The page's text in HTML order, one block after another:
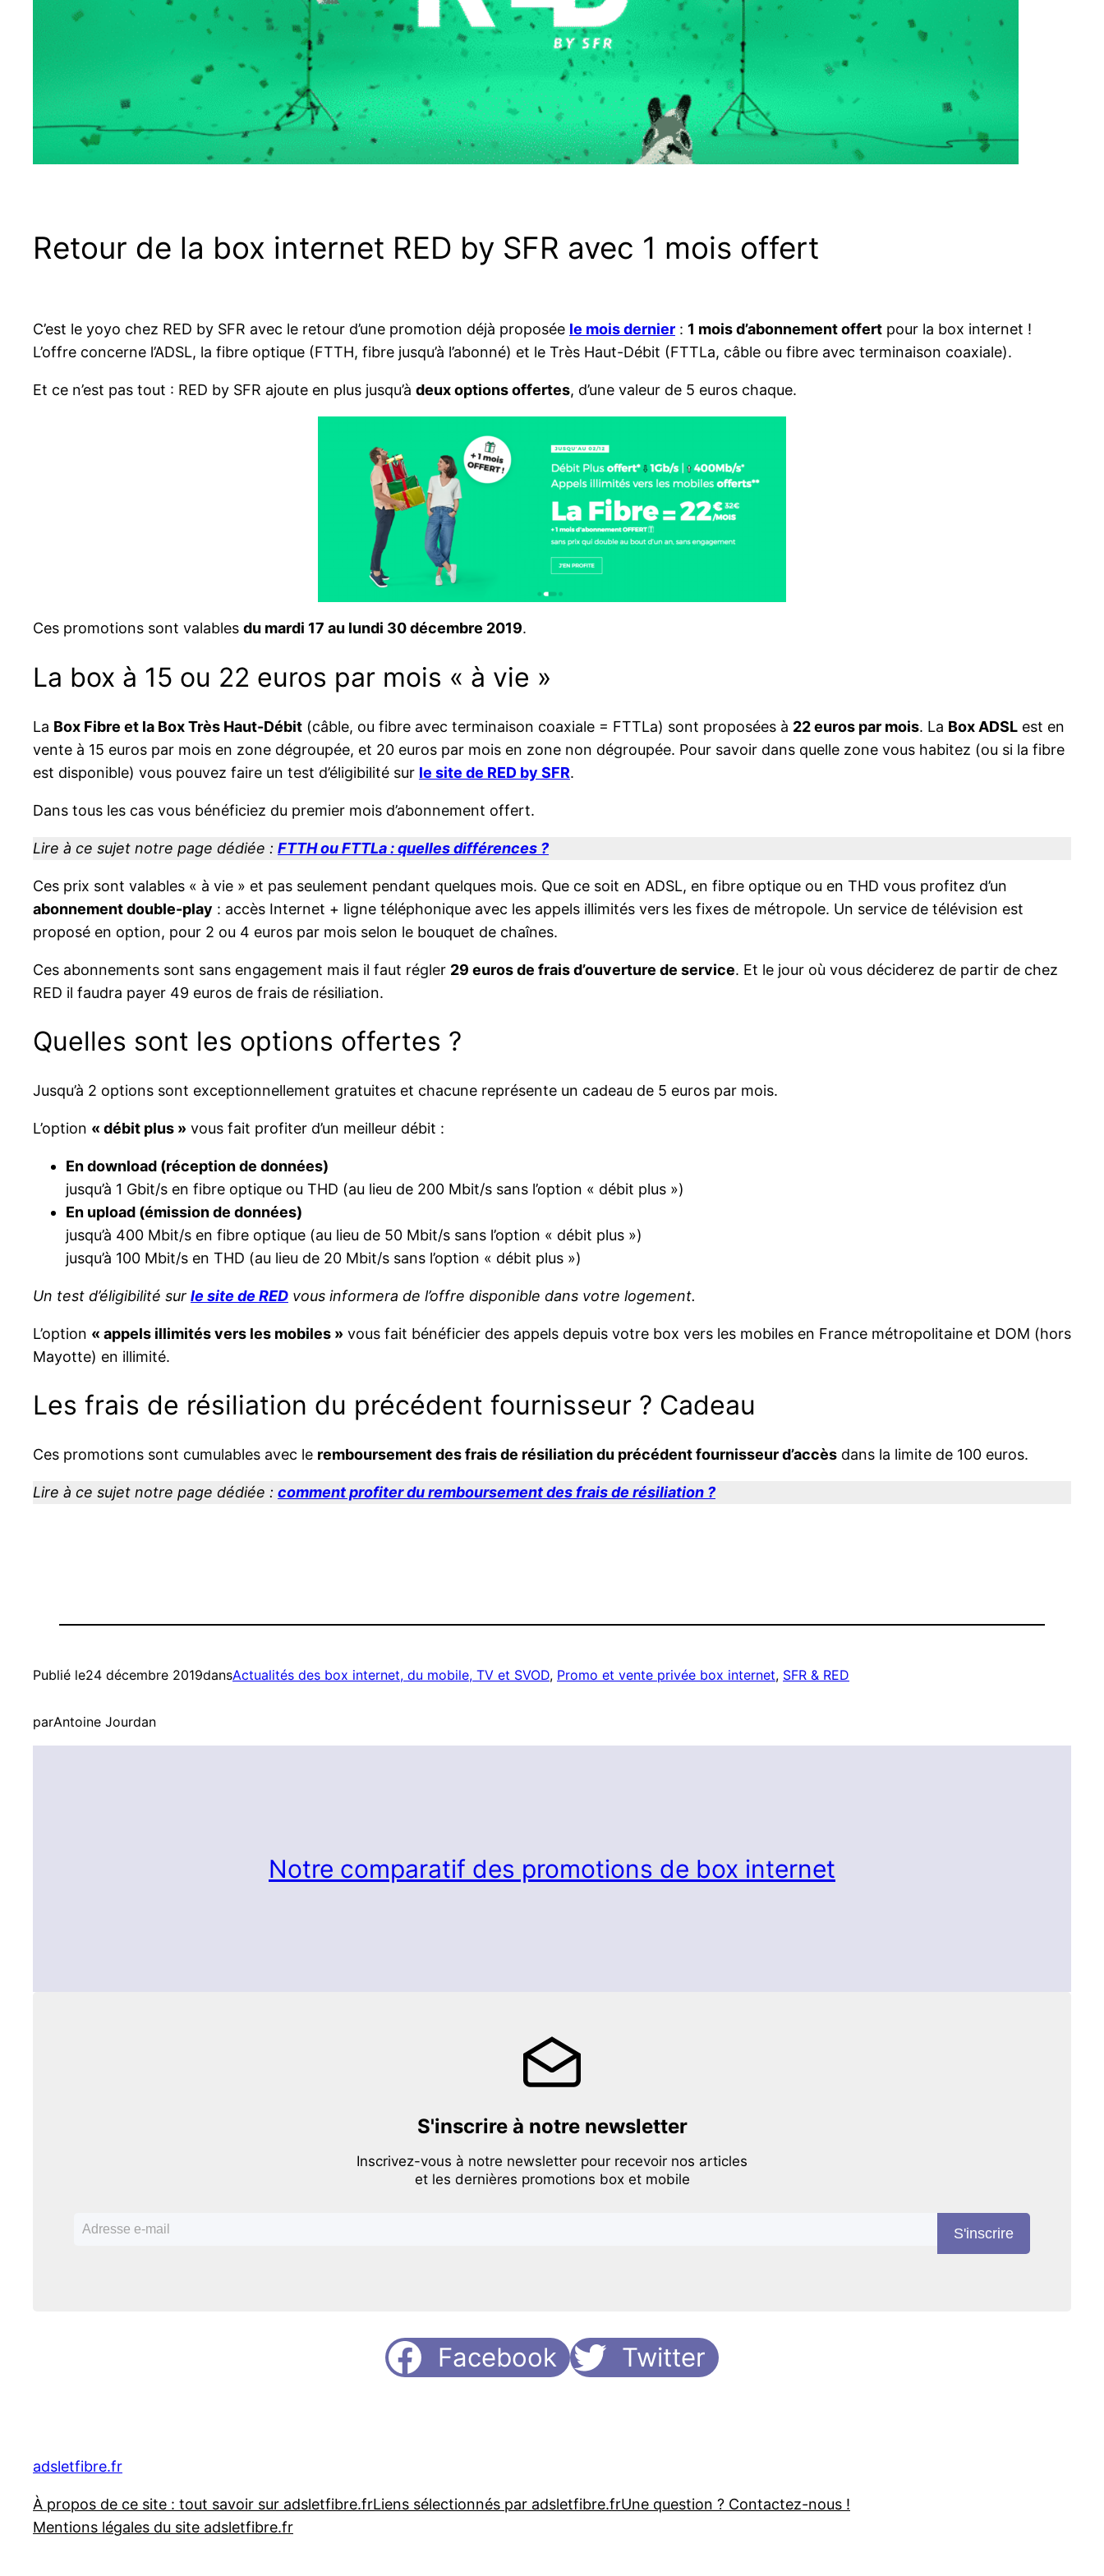
Retour de la box internet RED by SFR avec 1 mois offert
C’est le yoyo chez RED by SFR avec le retour d’une promotion déjà proposée le mois dernier : 1 mois d’abonnement offert pour la box internet !
L’offre concerne l’ADSL, la fibre optique (FTTH, fibre jusqu’à l’abonné) et le Très Haut-Débit (FTTLa, câble ou fibre avec terminaison coaxiale).
Et ce n’est pas tout : RED by SFR ajoute en plus jusqu’à deux options offertes, d’une valeur de 5 euros chaque.
Ces promotions sont valables du mardi 17 au lundi 30 décembre 2019.
La box à 15 ou 22 euros par mois « à vie »
La Box Fibre et la Box Très Haut-Débit (câble, ou fibre avec terminaison coaxiale = FTTLa) sont proposées à 22 euros par mois. La Box ADSL est en
vente à 15 euros par mois en zone dégroupée, et 20 euros par mois en zone non dégroupée. Pour savoir dans quelle zone vous habitez (ou si la fibre
est disponible) vous pouvez faire un test d’éligibilité sur le site de RED by SFR.
Dans tous les cas vous bénéficiez du premier mois d’abonnement offert.
Lire à ce sujet notre page dédiée : FTTH ou FTTLa : quelles différences ?
Ces prix sont valables « à vie » et pas seulement pendant quelques mois. Que ce soit en ADSL, en fibre optique ou en THD vous profitez d’un
abonnement double-play : accès Internet + ligne téléphonique avec les appels illimités vers les fixes de métropole. Un service de télévision est
proposé en option, pour 2 ou 4 euros par mois selon le bouquet de chaînes.
Ces abonnements sont sans engagement mais il faut régler 29 euros de frais d’ouverture de service. Et le jour où vous déciderez de partir de chez
RED il faudra payer 49 euros de frais de résiliation.
Quelles sont les options offertes ?
Jusqu’à 2 options sont exceptionnellement gratuites et chacune représente un cadeau de 5 euros par mois.
L’option « débit plus » vous fait profiter d’un meilleur débit :
En download (réception de données)
jusqu’à 1 Gbit/s en fibre optique ou THD (au lieu de 200 Mbit/s sans l’option « débit plus »)
En upload (émission de données)
jusqu’à 400 Mbit/s en fibre optique (au lieu de 50 Mbit/s sans l’option « débit plus »)
jusqu’à 100 Mbit/s en THD (au lieu de 20 Mbit/s sans l’option « débit plus »)
Un test d’éligibilité sur le site de RED vous informera de l’offre disponible dans votre logement.
L’option « appels illimités vers les mobiles » vous fait bénéficier des appels depuis votre box vers les mobiles en France métropolitaine et DOM (hors
Mayotte) en illimité.
Les frais de résiliation du précédent fournisseur ? Cadeau
Ces promotions sont cumulables avec le remboursement des frais de résiliation du précédent fournisseur d’accès dans la limite de 100 euros.
Lire à ce sujet notre page dédiée : comment profiter du remboursement des frais de résiliation ?
Publié le24 décembre 2019dansActualités des box internet, du mobile, TV et SVOD, Promo et vente privée box internet, SFR & RED
parAntoine Jourdan
Notre comparatif des promotions de box internet
S'inscrire à notre newsletter
Inscrivez-vous à notre newsletter pour recevoir nos articles
et les dernières promotions box et mobile
S'inscrire
Facebook Twitter
adsletfibre.fr
À propos de ce site : tout savoir sur adsletfibre.frLiens sélectionnés par adsletfibre.frUne question ? Contactez-nous !
Mentions légales du site adsletfibre.fr